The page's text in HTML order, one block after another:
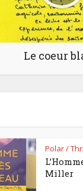
Le coeur
Polar /
Miller